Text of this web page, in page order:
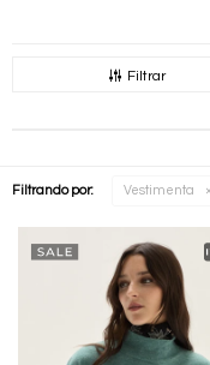
Filtrar
Filtrando por: Vestimenta